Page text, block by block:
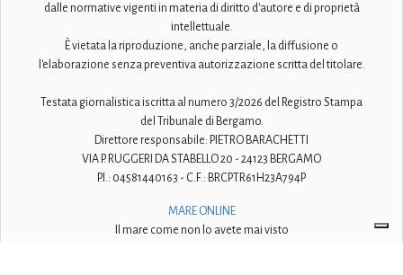
dalle normative vigenti in materia di diritto d'autore e di proprietà
intellettuale.
È vietata la riproduzione, anche parziale, la diffusione o
l'elaborazione senza preventiva autorizzazione scritta del titolare.
Testata giornalistica iscritta al numero 3/2026 del Registro Stampa
del Tribunale di Bergamo.
Direttore responsabile: PIETRO BARACHETTI
VIA P. RUGGERI DA STABELLO 20 - 24123 BERGAMO
P.I.: 04581440163 - C.F.: BRCPTR61H23A794P
MARE ONLINE
Il mare come non lo avete mai visto